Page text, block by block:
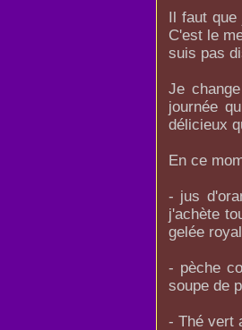
Il faut
C'est le
suis pas
Je
journée
délicieux
En ce
- jus
j'achète
gelée
- pèche
soupe de
- Thé vert